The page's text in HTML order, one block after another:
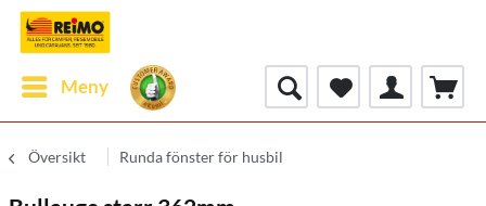
Meny
Översikt Runda fönster för husbil